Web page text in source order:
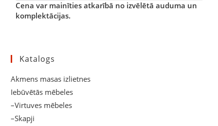
Cena var mainīties atkarībā no izvēlētā auduma un
komplektācijas.
Katalogs
Akmens masas izlietnes
Iebūvētās mēbeles
–Virtuves mēbeles
–Skapji